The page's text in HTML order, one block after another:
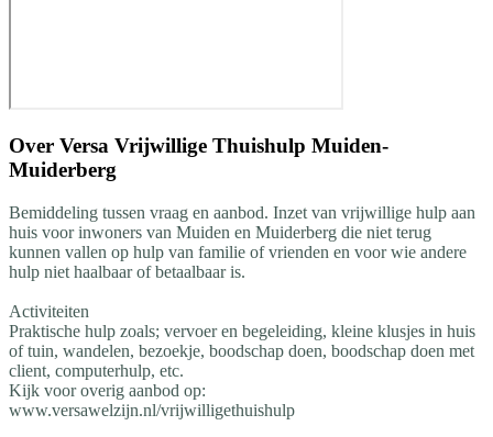
Over Versa Vrijwillige Thuishulp Muiden-
Muiderberg
Bemiddeling tussen vraag en aanbod. Inzet van vrijwillige hulp aan
huis voor inwoners van Muiden en Muiderberg die niet terug
kunnen vallen op hulp van familie of vrienden en voor wie andere
hulp niet haalbaar of betaalbaar is.
Activiteiten
Praktische hulp zoals; vervoer en begeleiding, kleine klusjes in huis
of tuin, wandelen, bezoekje, boodschap doen, boodschap doen met
client, computerhulp, etc.
Kijk voor overig aanbod op:
www.versawelzijn.nl/vrijwilligethuishulp